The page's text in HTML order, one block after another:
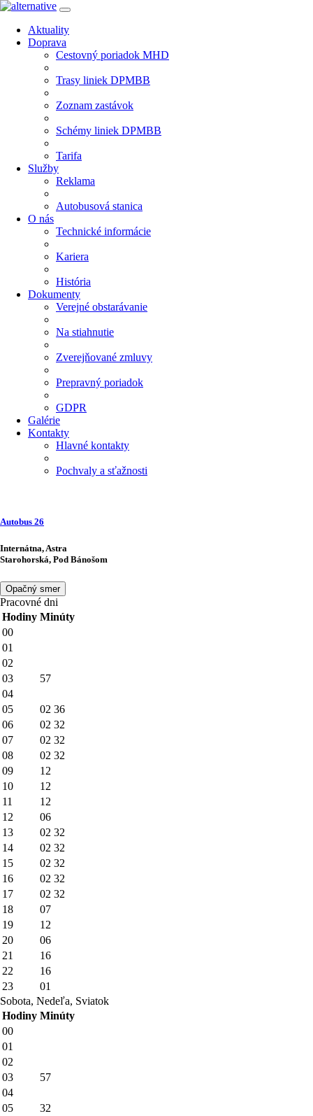
Aktuality
Doprava
Cestovný poriadok MHD
Trasy liniek DPMBB
Zoznam zastávok
Schémy liniek DPMBB
Tarifa
Služby
Reklama
Autobusová stanica
O nás
Technické informácie
Kariera
História
Dokumenty
Verejné obstarávanie
Na stiahnutie
Zverejňované zmluvy
Prepravný poriadok
GDPR
Galérie
Kontakty
Hlavné kontakty
Pochvaly a sťažnosti
Autobus 26
Internátna, Astra
Starohorská, Pod Bánošom
Opačný smer
Pracovné dni
Hodiny Minúty
00
01
02
03
57
04
05
02 36
06
02 32
07
02 32
08
02 32
09
12
10
12
11
12
12
06
13
02 32
14
02 32
15
02 32
16
02 32
17
02 32
18
07
19
12
20
06
21
16
22
16
23
01
Sobota, Nedeľa, Sviatok
Hodiny Minúty
00
01
02
03
57
04
05
32